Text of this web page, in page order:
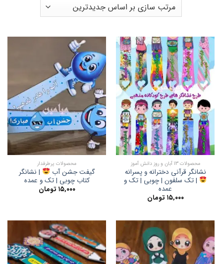
محصولات 13 آبان و روز دانش آموز
نشانگر قرآنی دخترانه و پسرانه
| تک سلفون | چوبی | تک و
عمده
۱۵,۰۰۰ تومان
محصولات پرطرفدار
گیفت جشن آب
| نشانگر
کتاب چوبی | تک و عمده
۱۵,۰۰۰ تومان